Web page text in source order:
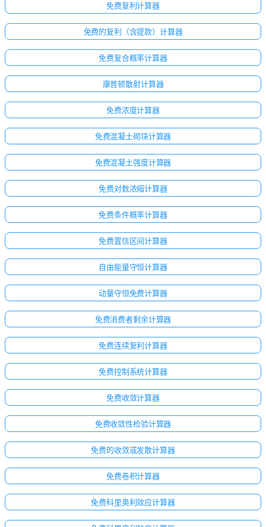
免费复利计算器
免费的复利（含提款）计算器
免费复合概率计算器
康普顿散射计算器
免费浓度计算器
免费混凝土砌块计算器
免费混凝土强度计算器
免费对数浓缩计算器
免费条件概率计算器
免费置信区间计算器
自由能量守恒计算器
动量守恒免费计算器
免费消费者剩余计算器
免费连续复利计算器
免费控制系统计算器
免费收敛计算器
免费收敛性检验计算器
免费的收敛或发散计算器
免费卷积计算器
免费科里奥利效应计算器